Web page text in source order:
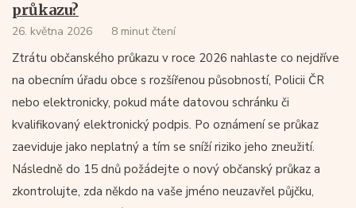
průkazu?
26. května 2026 8 minut čtení
Ztrátu občanského průkazu v roce 2026 nahlaste co nejdříve
na obecním úřadu obce s rozšířenou působností, Policii ČR
nebo elektronicky, pokud máte datovou schránku či
kvalifikovaný elektronický podpis. Po oznámení se průkaz
zaeviduje jako neplatný a tím se sníží riziko jeho zneužití.
Následně do 15 dnů požádejte o nový občanský průkaz a
zkontrolujte, zda někdo na vaše jméno neuzavřel půjčku,